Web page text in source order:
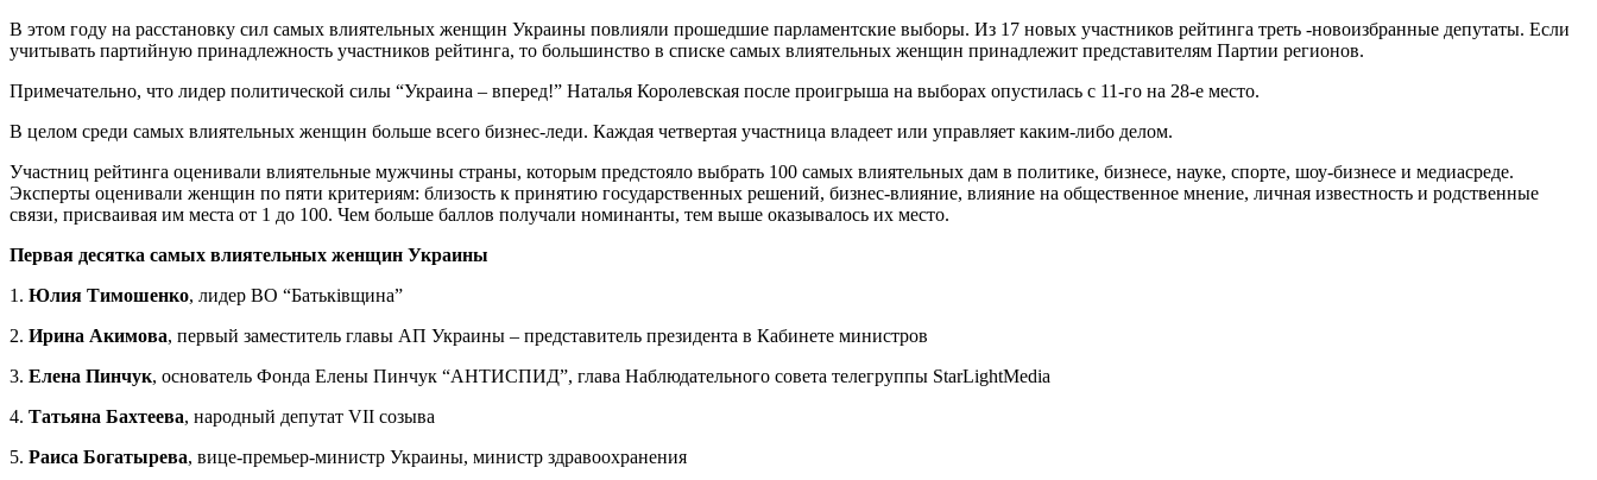
В этом году на расстановку сил самых влиятельных женщин Украины повлияли прошедшие парламентские выборы. Из 17 новых участников рейтинга треть -новоизбранные депутаты. Если
учитывать партийную принадлежность участников рейтинга, то большинство в списке самых влиятельных женщин принадлежит представителям Партии регионов.
Примечательно, что лидер политической силы “Украина – вперед!” Наталья Королевская после проигрыша на выборах опустилась с 11-го на 28-е место.
В целом среди самых влиятельных женщин больше всего бизнес-леди. Каждая четвертая участница владеет или управляет каким-либо делом.
Участниц рейтинга оценивали влиятельные мужчины страны, которым предстояло выбрать 100 самых влиятельных дам в политике, бизнесе, науке, спорте, шоу-бизнесе и медиасреде.
Эксперты оценивали женщин по пяти критериям: близость к принятию государственных решений, бизнес-влияние, влияние на общественное мнение, личная известность и родственные
связи, присваивая им места от 1 до 100. Чем больше баллов получали номинанты, тем выше оказывалось их место.
Первая десятка самых влиятельных женщин Украины
1. Юлия Тимошенко, лидер ВО “Батьківщина”
2. Ирина Акимова, первый заместитель главы АП Украины – представитель президента в Кабинете министров
3. Елена Пинчук, основатель Фонда Елены Пинчук “АНТИСПИД”, глава Наблюдательного совета телегруппы StarLightMedia
4. Татьяна Бахтеева, народный депутат VII созыва
5. Раиса Богатырева, вице-премьер-министр Украины, министр здравоохранения